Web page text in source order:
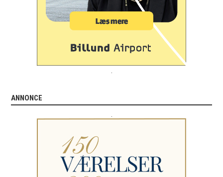
.
ANNONCE
.